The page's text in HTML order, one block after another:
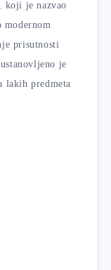
koji je nazvao
modernom
prisutnosti
je
lakih predmeta